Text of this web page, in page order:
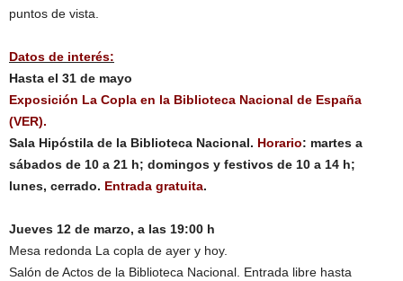
puntos de vista.
Datos de interés:
Hasta el 31 de mayo
Exposición La Copla en la Biblioteca Nacional de España
(VER).
Sala Hipóstila de la Biblioteca Nacional. Horario: martes a
sábados de 10 a 21 h; domingos y festivos de 10 a 14 h;
lunes, cerrado. Entrada gratuita.
Jueves 12 de marzo, a las 19:00 h
Mesa redonda La copla de ayer y hoy.
Salón de Actos de la Biblioteca Nacional. Entrada libre hasta